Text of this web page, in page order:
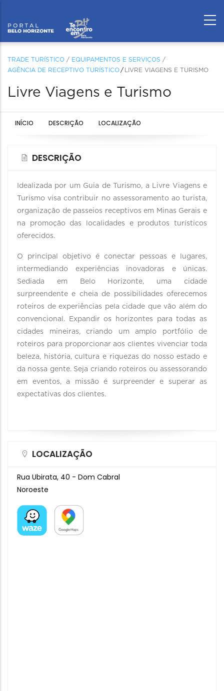
TRADE TURÍSTICO / EQUIPAMENTOS E SERVIÇOS /
AGÊNCIA DE RECEPTIVO TURÍSTICO
LIVRE VIAGENS E TURISMO
Livre Viagens e Turismo
INÍCIO DESCRIÇÃO LOCALIZAÇÃO
DESCRIÇÃO
Idealizada por um Guia de Turismo, a Livre Viagens e
Turismo visa contribuir no assessoramento ao turista,
organização de passeios receptivos em Minas Gerais e
na promoção das localidades e produtos turísticos
oferecidos.
O principal objetivo é conectar pessoas e lugares,
intermediando experiências inovadoras e únicas.
Sediada em Belo Horizonte, uma cidade
surpreendente e cheia de possibilidades oferecemos
roteiros de experiências pela cidade que vão além do
convencional. Expandir os horizontes para todas as
cidades mineiras, criando um amplo portfólio de
roteiros para proporcionar aos clientes vivenciar toda
beleza, história, cultura e riquezas do nosso estado e
da nossa gente. Seja criando roteiros ou assessorando
em eventos, a missão é surpreender e superar as
expectativas dos clientes.
LOCALIZAÇÃO
Rua Ubirata, 40 - Dom Cabral
Noroeste